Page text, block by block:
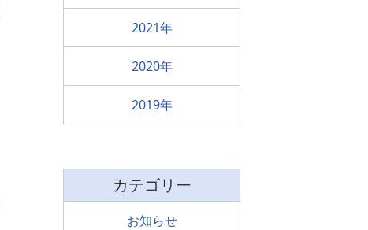
2021
2020
2019
カテゴリー
お知らせ